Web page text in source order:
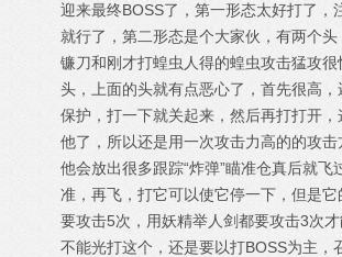
迎来最终BOSS了，第一形态太好打了，
就行了，第二形态是个大家伙，有两个头
镰刀和刚才打蝗虫人得的蝗虫攻击猛攻
头，上面的头就有点恶心了，首先很高
保护，打一下就关起来，然后再打打开
他了，所以还是用一次攻击力高的的攻
他会放出很多跟踪“炸弹”瞄准仓真后就飞
准，再飞，打它可以使它停一下，但是
要攻击5次，用妖精举人剑都要攻击3次
不能光打这个，还是要以打BOSS为主，